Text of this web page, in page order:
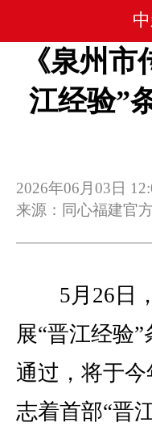
《泉州
江经验”
2026年06月03日
来源：同心福建官
5月26日，
展“晋江经验
通过，将于
志着首部“晋